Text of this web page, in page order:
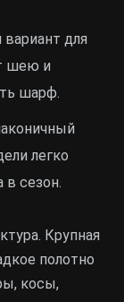
для
шею и
шарф.
легко
в сезон.
Крупная
полотно
косы,